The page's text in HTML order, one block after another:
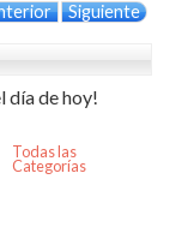
Siguiente
día de hoy!
Todas las
Categorías